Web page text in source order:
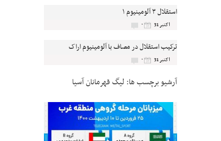
استقلال ۳ آلومینیوم ۱
اکتبر 31 ۰
ترکیب استقلال در مصاف با آلومینیوم اراک
اکتبر 31 ۰
آرشیو برچسب ها: لیگ قهرمانان آسیا